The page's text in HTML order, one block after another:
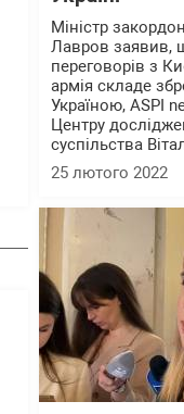
Міністр
Лавров заявив,
переговорів з
армія складе
Україною, ASPI
Центру
суспільства
25 лютого 2022